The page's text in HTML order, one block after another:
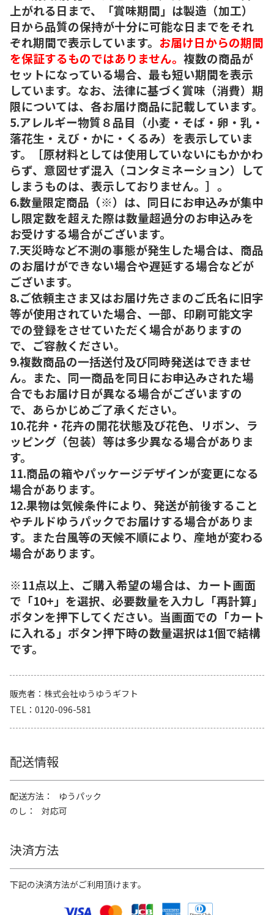
上がれる日まで、「賞味期間」は製造（加工）
日から品質の保持が十分に可能な日までをそれ
ぞれ期間で表示しています。 お届け日からの期間
を保証するものではありません。 複数の商品が
セットになっている場合、最も短い期間を表示
しています。なお、法律に基づく賞味（消費）期
限については、各お届け商品に記載しています。
5.アレルギー物質８品目（小麦・そば・卵・乳・
落花生・えび・かに・くるみ）を表示していま
す。［原材料としては使用していないにもかかわ
らず、意図せず混入（コンタミネーション）して
しまうものは、表示しておりません。］。
6.数量限定商品（※）は、同日にお申込みが集中
し限定数を超えた際は数量超過分のお申込みを
お受けする場合がございます。
7.天災時など不測の事態が発生した場合は、商品
のお届けができない場合や遅延する場合などが
ございます。
8.ご依頼主さま又はお届け先さまのご氏名に旧字
等が使用されていた場合、一部、印刷可能文字
での登録をさせていただく場合がありますの
で、ご容赦ください。
9.複数商品の一括送付及び同時発送はできませ
ん。また、同一商品を同日にお申込みされた場
合でもお届け日が異なる場合がございますの
で、あらかじめご了承ください。
10.花弁・花卉の開花状態及び花色、リボン、ラ
ッピング（包装）等は多少異なる場合がありま
す。
11.商品の箱やパッケージデザインが変更になる
場合があります。
12.果物は気候条件により、発送が前後すること
やチルドゆうパックでお届けする場合がありま
す。また台風等の天候不順により、産地が変わる
場合があります。
※11点以上、ご購入希望の場合は、カート画面
で「10+」を選択、必要数量を入力し「再計算」
ボタンを押下してください。当画面での「カート
に入れる」ボタン押下時の数量選択は1個で結構
です。
販売者
株式会社ゆうゆうギフト
TEL
0120-096-581
配送情報
配送方法
ゆうパック
のし
対応可
決済方法
下記の決済方法がご利用頂けます。